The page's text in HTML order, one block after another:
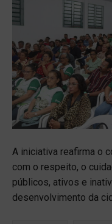
A iniciativa reafirma o
com o respeito, o
públicos, ativos e
desenvolvimento da